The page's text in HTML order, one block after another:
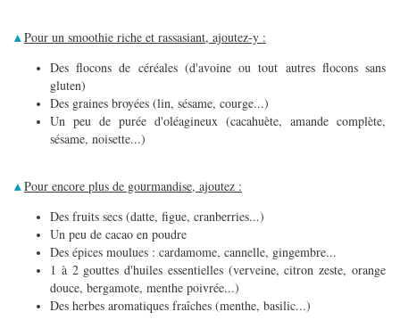
▴ Pour un smoothie riche et rassasiant, ajoutez-y :
Des flocons de céréales (d'avoine ou tout autres flocons sans
gluten)
Des graines broyées (lin, sésame, courge...)
Un peu de purée d'oléagineux (cacahuète, amande complète,
sésame, noisette...)
▴ Pour encore plus de gourmandise, ajoutez :
Des fruits secs (datte, figue, cranberries...)
Un peu de cacao en poudre
Des épices moulues : cardamome, cannelle, gingembre...
1 à 2 gouttes d'huiles essentielles (verveine, citron zeste, orange
douce, bergamote, menthe poivrée...)
Des herbes aromatiques fraîches (menthe, basilic...)